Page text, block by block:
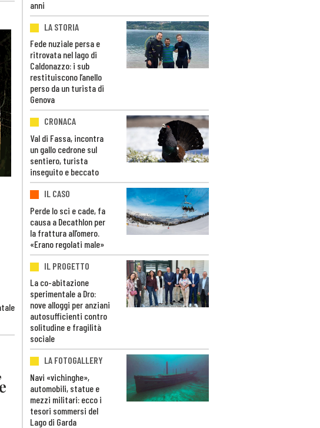
anni
LA STORIA
Fede nuziale persa e
ritrovata nel lago di
Caldonazzo: i sub
restituiscono l’anello
perso da un turista di
Genova
CRONACA
Val di Fassa, incontra
un gallo cedrone sul
sentiero, turista
inseguito e beccato
IL CASO
Perde lo sci e cade, fa
causa a Decathlon per
la frattura all’omero.
«Erano regolati male»
IL PROGETTO
La co-abitazione
sperimentale a Dro:
nove alloggi per anziani
autosufficienti contro
solitudine e fragilità
sociale
LA FOTOGALLERY
Navi «vichinghe»,
automobili, statue e
mezzi militari: ecco i
tesori sommersi del
Lago di Garda